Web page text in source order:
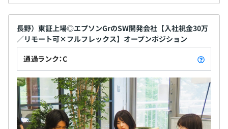
長野）東証上場◎エプソンGrのSW開発会社【入社祝金30万
／リモート可×フルフレックス】オープンポジション
通過ランク：C